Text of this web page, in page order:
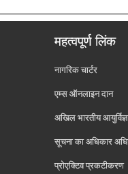
महत्वपूर्ण लिंक
नागरिक चार्टर
एम्स ऑनलाइन दान
अखिल भारतीय
सूचना का अधिकार
प्रोएक्टिव प्रकटीकरण